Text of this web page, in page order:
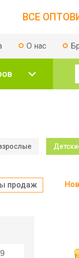
ВСЕ
О нас
продаж